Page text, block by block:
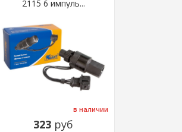
2115 6 импуль...
в наличии
323 руб